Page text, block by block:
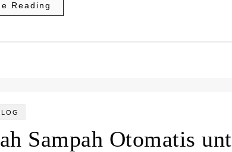
Reading
Sampah Otomatis